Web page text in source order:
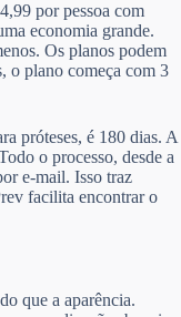
por pessoa com
economia grande.
Os planos podem
o plano começa com 3
próteses, é 180 dias. A
o processo, desde a
e-mail. Isso traz
facilita encontrar o
que a aparência.